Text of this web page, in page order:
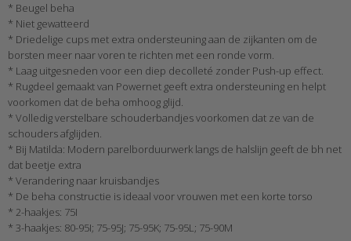
* Beugel beha
* Niet gewatteerd
* Driedelige cups met extra ondersteuning aan de zijkanten om de
borsten meer naar voren te richten met een ronde vorm.
* Laag uitgesneden voor een diep decolleté zonder Push-up effect.
* Rugdeel gemaakt van Powernet geeft extra ondersteuning en helpt
voorkomen dat de beha omhoog glijd.
* Volledig verstelbare schouderbandjes voorkomen dat ze van de
schouders afglijden.
* Bij Matilda: Modern parelborduurwerk langs de halslijn geeft de bh net
dat beetje extra
* Verandering naar kruisbandjes
* De beha constructie is ideaal voor vrouwen met een korte torso
* 2-haakjes: 75I
* 3-haakjes: 80-95I; 75-95J; 75-95K; 75-95L; 75-90M